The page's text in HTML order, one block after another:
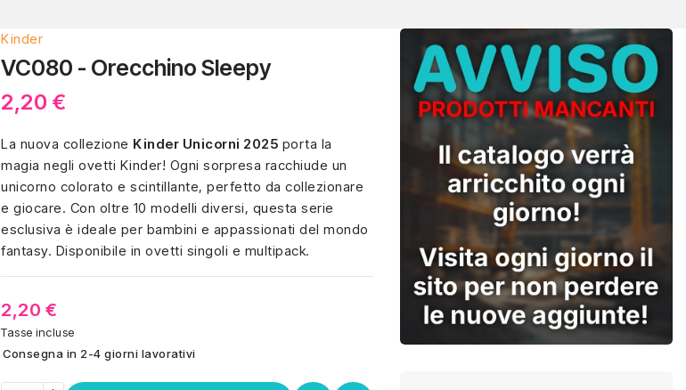
Kinder
VC080 - Orecchino Sleepy
2,20 €
La nuova collezione Kinder Unicorni 2025 porta la
magia negli ovetti Kinder! Ogni sorpresa racchiude un
unicorno colorato e scintillante, perfetto da collezionare
e giocare. Con oltre 10 modelli diversi, questa serie
esclusiva è ideale per bambini e appassionati del mondo
fantasy. Disponibile in ovetti singoli e multipack.
2,20 €
Tasse incluse
Consegna in 2-4 giorni lavorativi